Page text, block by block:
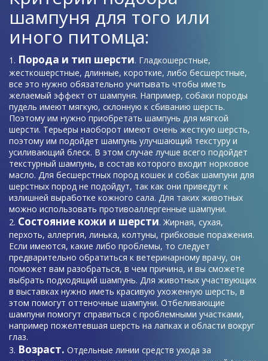
шампуня для того или
иного питомца:
Порода и тип шерсти. Гладкошерстные,
жесткошерстные, длинные, короткие, либо бесшерстные,
все это нужно обязательно учитывать чтобы иметь
желаемый эффект от шампуня. Например, собаки породы
пудель имеют мягкую, склонную к сбиванию шерсть.
Поэтому им нужно приобретать шампунь для мягкой
шерсти. Терьеры наоборот имеют очень жесткую шерсть,
поэтому им подойдет шампунь улучшающий текстуру и
усиливающий блеск. В этом случае лучше всего подойдет
текстурный шампунь, в состав которого входит норковое
масло. Для бесшерстных пород кошек и собак шампуни для
шерстных пород не подойдут, так как они приведут к
излишней выработке кожного сала. Для таких животных
можно использовать противоаллергенные шампуни.
Состояние кожи и шерсти. Жирная, сухая,
перхоть, аллергия, линька, колтуны, грибковые поражения.
Если имеются, какие либо проблемы, то следует
предварительно обратиться к ветеринарному врачу, он
поможет вам разобраться, в чем причина, и вы сможете
выбрать подходящий шампунь. Для животных участвующих
в выставках нужно иметь красивую ухоженную шерсть, в
этом помогут оттеночные шампуни. Отбеливающие
шампуни помогут справиться с проблемными участками,
например пожелтевшая шерсть на лапках и области вокруг
глаз.
Возраст. Отдельные линии средств ухода за